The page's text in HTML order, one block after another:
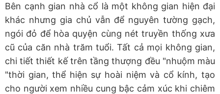
Bên cạnh gian nhà cổ là một không gian hiện đại
khác nhưng gia chủ vẫn để nguyên tường gạch,
ngói đỏ để hòa quyện cùng nét truyền thống xưa
cũ của căn nhà trăm tuổi. Tất cả mọi không gian,
chi tiết thiết kế trên tầng thượng đều "nhuộm màu
"thời gian, thể hiện sự hoài niệm và cổ kính, tạo
cho người xem nhiều cung bậc cảm xúc khi chiêm